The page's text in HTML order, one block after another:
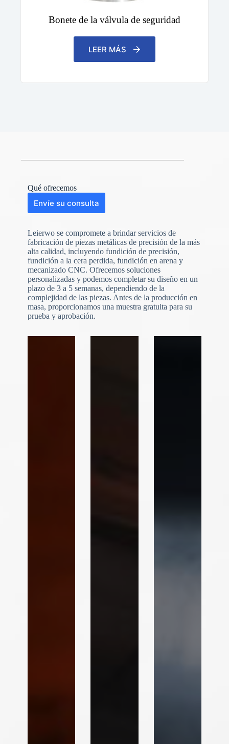
Bonete de la válvula de seguridad
LEER MÁS
Qué ofrecemos
Envíe su consulta
N
o
c
o
u
Leierwo se compromete a brindar servicios de
fabricación de piezas metálicas de precisión de la más
alta calidad, incluyendo fundición de precisión,
fundición a la cera perdida, fundición en arena y
mecanizado CNC. Ofrecemos soluciones
personalizadas y podemos completar su diseño en un
plazo de 3 a 5 semanas, dependiendo de la
complejidad de las piezas. Antes de la producción en
masa, proporcionamos una muestra gratuita para su
prueba y aprobación.